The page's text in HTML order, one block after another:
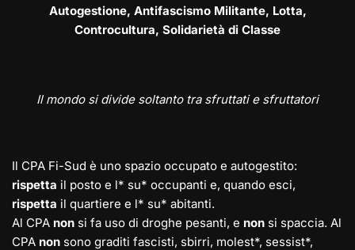
Autogestione, Antifascismo Militante, Lotta,
Controcultura, Solidarietà di Classe
Il mondo si divide soltanto tra sfruttati e sfruttatori
Il CPA Fi-Sud è uno spazio occupato e autogestito:
rispetta il posto e l* su* occupanti e, quando esci,
rispetta il quartiere e l* su* abitanti.
Al CPA non si fa uso di droghe pesanti, e non si spaccia. Al
CPA non sono graditi fascisti, sbirri, molest*, sessist*,